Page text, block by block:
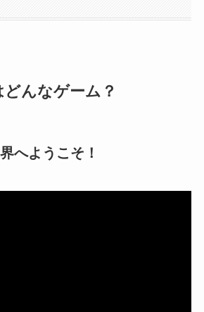
んなゲーム？
へようこそ！